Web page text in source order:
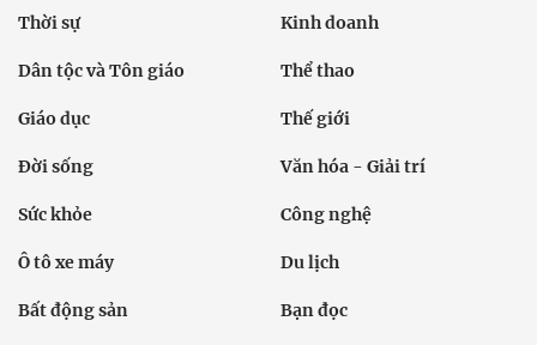
Thời sự Kinh doanh
Dân tộc và Tôn giáo Thể thao
Giáo dục Thế giới
Đời sống Văn hóa - Giải trí
Sức khỏe Công nghệ
Ô tô xe máy Du lịch
Bất động sản Bạn đọc